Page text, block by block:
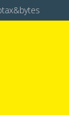
tax&bytes